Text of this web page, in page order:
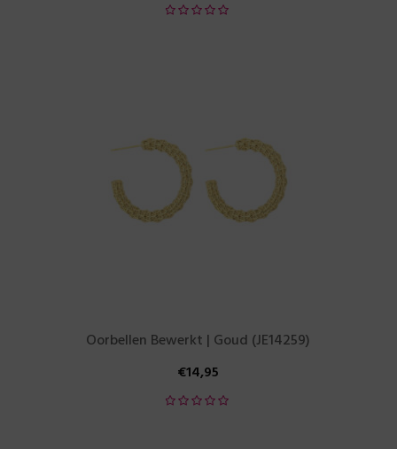
Oorbellen Bewerkt | Goud (JE14259)
€14,95